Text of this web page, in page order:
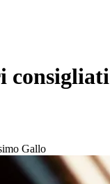
consigliati
Gallo